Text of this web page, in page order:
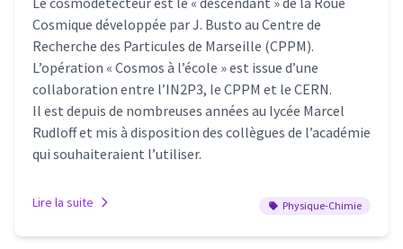
Cosmique développée par J. Busto au Centre de
Recherche des Particules de Marseille (CPPM).
L’opération « Cosmos à l’école » est issue d’une
collaboration entre l’IN2P3, le CPPM et le CERN.
Il est depuis de nombreuses années au lycée Marcel
Rudloff et mis à disposition des collègues de l’académie
qui souhaiteraient l’utiliser.
Lire la suite Physique-Chimie